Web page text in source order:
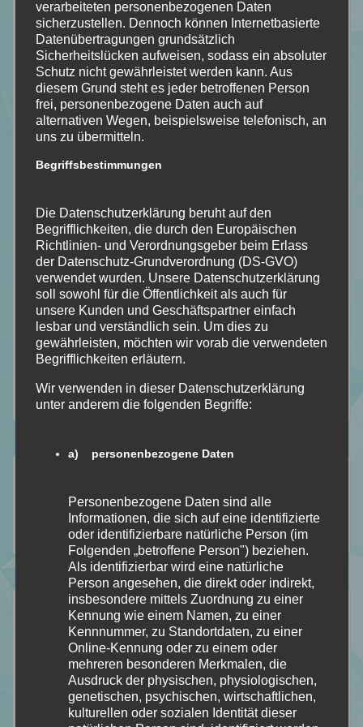
Facebook
Folgt
mir
auf
Instagram
184
Folgt
mir
auf
Pinterest
18
Folgt
meinem
Blog
mit
Bloglovin
2
Der Durchblick
Mein Stapel ungelesener Bücher [SuB]
Meine gelesenen Bücher!
Wer ist Calipa?
Wunschliste
verarbeiteten personenbezogenen Daten
sicherzustellen. Dennoch können Internetbasierte
Datenübertragungen grundsätzlich
Sicherheitslücken aufweisen, sodass ein absoluter
Schutz nicht gewährleistet werden kann. Aus
diesem Grund steht es jeder betroffenen Person
frei, personenbezogene Daten auch auf
alternativen Wegen, beispielsweise telefonisch, an
uns zu übermitteln.
Begriffsbestimmungen
Die Datenschutzerklärung beruht auf den
Begrifflichkeiten, die durch den Europäischen
Richtlinien- und Verordnungsgeber beim Erlass
der Datenschutz-Grundverordnung (DS-GVO)
verwendet wurden. Unsere Datenschutzerklärung
soll sowohl für die Öffentlichkeit als auch für
unsere Kunden und Geschäftspartner einfach
lesbar und verständlich sein. Um dies zu
gewährleisten, möchten wir vorab die verwendeten
Begrifflichkeiten erläutern.
Wir verwenden in dieser Datenschutzerklärung
unter anderem die folgenden Begriffe:
a) personenbezogene Daten
Personenbezogene Daten sind alle
Informationen, die sich auf eine identifizierte
oder identifizierbare natürliche Person (im
Folgenden „betroffene Person") beziehen.
Als identifizierbar wird eine natürliche
Person angesehen, die direkt oder indirekt,
insbesondere mittels Zuordnung zu einer
Kennung wie einem Namen, zu einer
Kennnummer, zu Standortdaten, zu einer
Online-Kennung oder zu einem oder
mehreren besonderen Merkmalen, die
Ausdruck der physischen, physiologischen,
genetischen, psychischen, wirtschaftlichen,
kulturellen oder sozialen Identität dieser